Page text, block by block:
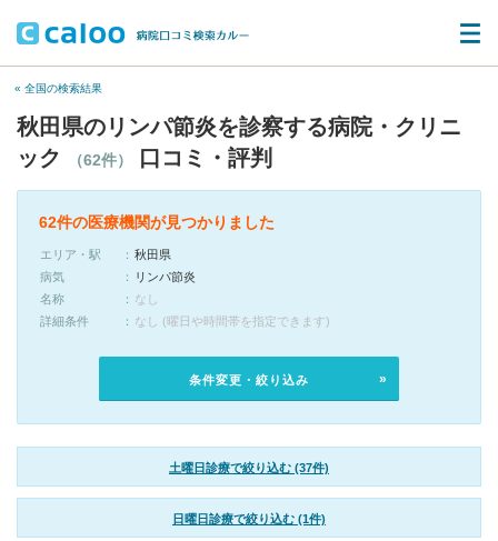
« 全国の検索結果
秋田県のリンパ節炎を診察する病院・クリニ
ック
（62件） 口コミ・評判
62件の医療機関が見つかりました
エリア・駅
秋田県
病気
リンパ節炎
名称
なし
詳細条件
なし (曜日や時間帯を指定できます)
条件変更・絞り込み
土曜日診療で絞り込む (37件)
日曜日診療で絞り込む (1件)